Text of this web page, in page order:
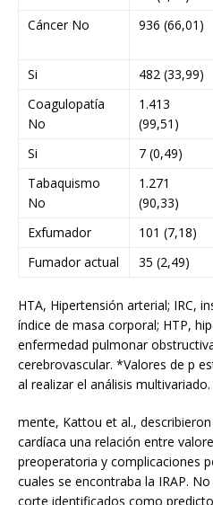
Cáncer No
936 (66,01)
Si
482 (33,99)
Coagulopatía
No
1.413
(99,51)
Si 7 (0,49)
Tabaquismo
No
1.271
(90,33)
Exfumador 101 (7,18)
Fumador actual
35 (2,49)
HTA, Hipertensión arterial; IRC,
índice de masa corporal; HTP,
enfermedad pulmonar
cerebrovascular. *Valores de p
al realizar el análisis multivariado.
mente, Kattou et al.,
cardíaca una relación entre
preoperatoria y complicaciones
cuales se encontraba la IRAP.
corte identificados como